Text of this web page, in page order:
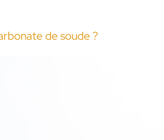
de soude ?